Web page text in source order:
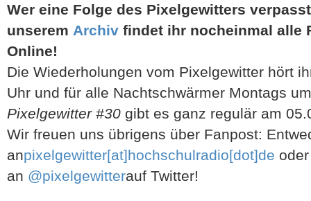
Wer eine Folge des Pixelgewitters
unserem Archiv findet ihr nocheinmal alle
Online!
Die Wiederholungen vom Pixelgewitter hört
Uhr und für alle Nachtschwärmer Montags
Pixelgewitter #30 gibt es ganz regulär am
Wir freuen uns übrigens über Fanpost:
anpixelgewitter[at]hochschulradio[dot]de
an @pixelgewitterauf Twitter!